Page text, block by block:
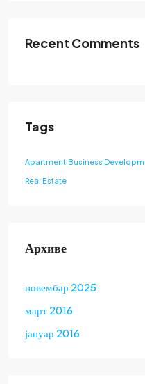
Recent Comments
Tags
Apartment Business
Real Estate
Архиве
новембар 2025
март 2016
јануар 2016